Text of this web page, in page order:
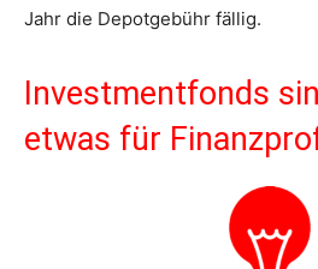
Jahr die Depotgebühr fällig.
Investmentfonds
etwas für